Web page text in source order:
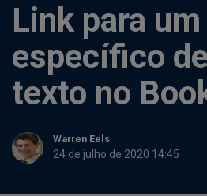
Link para um
específico
texto no
Warren Eels
24 de julho de 2020 14:45